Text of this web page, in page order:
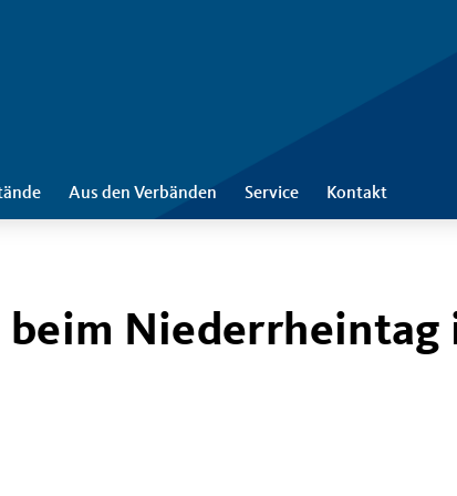
Aus den Verbänden Service Kontakt
beim Niederrheintag